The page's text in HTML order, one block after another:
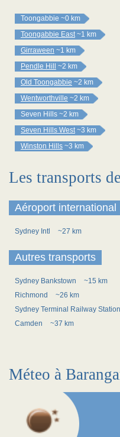
Toongabbie ~0 km
Toongabbie East ~1 km
Girraween ~1 km
Pendle Hill
~2 km
Old Toongabbie ~2 km
Wentworthville ~2 km
Seven Hills ~2 km
Seven Hills West ~3 km
Winston Hills ~3 km
Les transports
Aéroport international
Sydney Intl ~27 km
Autres transports
Sydney Bankstown
~15 km
Richmond
~26 km
Sydney Terminal Railway Station
Camden
~37 km
Méteo à